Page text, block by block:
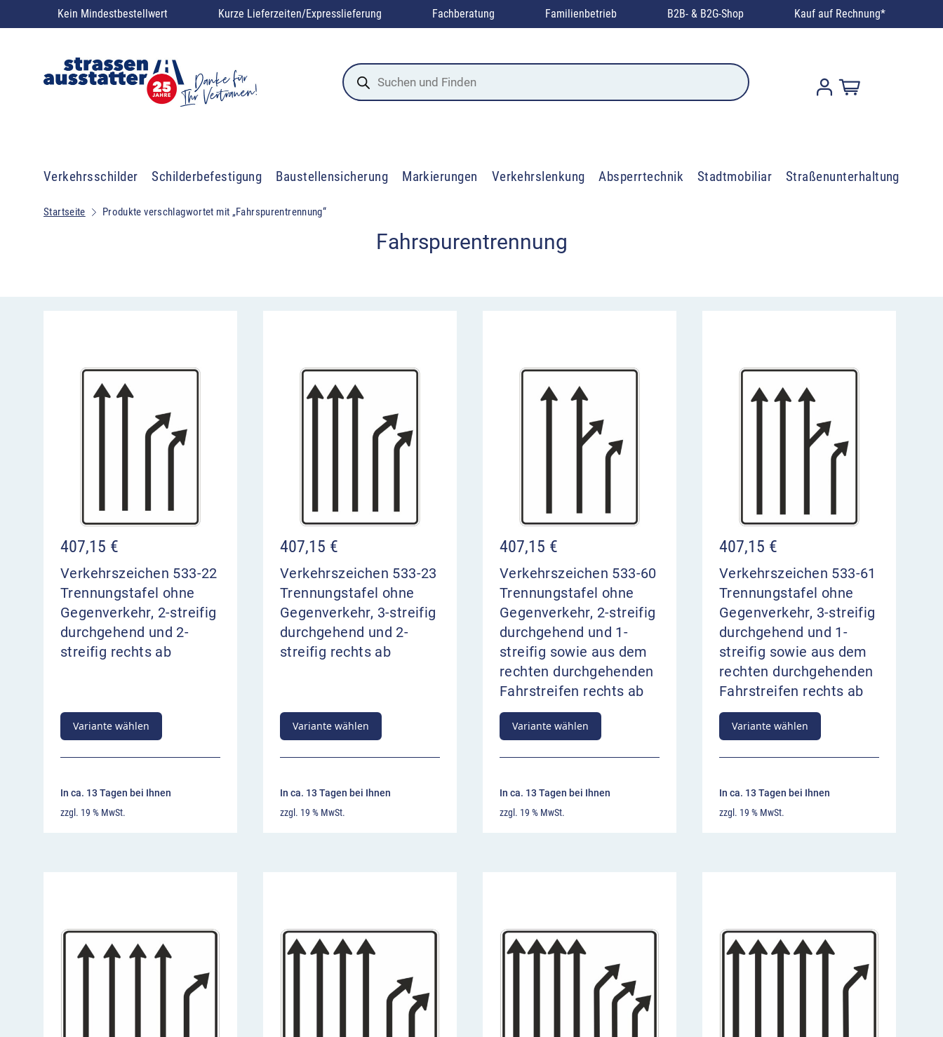
Kein Mindestbestellwert Kurze Lieferzeiten/Expresslieferung Fachberatung Familienbetrieb B2B- & B2G-Shop Kauf auf Rechnung*
Products
search
Verkehrsschilder Schilderbefestigung Baustellensicherung Markierungen Verkehrslenkung Absperrtechnik Stadtmobiliar Straßenunterhaltung
Startseite Produkte verschlagwortet mit „Fahrspurentrennung“
Fahrspurentrennung
407,15 €
Verkehrszeichen 533-22
Trennungstafel ohne
Gegenverkehr, 2-streifig
durchgehend und 2-
streifig rechts ab
Variante wählen
In ca. 13 Tagen bei Ihnen
zzgl. 19 % MwSt.
407,15 €
Verkehrszeichen 533-23
Trennungstafel ohne
Gegenverkehr, 3-streifig
durchgehend und 2-
streifig rechts ab
Variante wählen
In ca. 13 Tagen bei Ihnen
zzgl. 19 % MwSt.
407,15 €
Verkehrszeichen 533-60
Trennungstafel ohne
Gegenverkehr, 2-streifig
durchgehend und 1-
streifig sowie aus dem
rechten durchgehenden
Fahrstreifen rechts ab
Variante wählen
In ca. 13 Tagen bei Ihnen
zzgl. 19 % MwSt.
407,15 €
Verkehrszeichen 533-61
Trennungstafel ohne
Gegenverkehr, 3-streifig
durchgehend und 1-
streifig sowie aus dem
rechten durchgehenden
Fahrstreifen rechts ab
Variante wählen
In ca. 13 Tagen bei Ihnen
zzgl. 19 % MwSt.